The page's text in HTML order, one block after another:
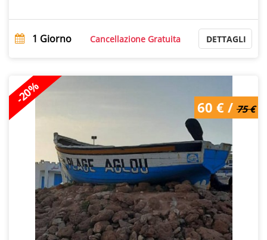
1 Giorno Cancellazione Gratuita DETTAGLI
-20%
75 € / 60 €
60 € / 75 €